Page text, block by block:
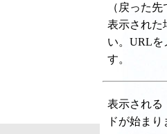
（戻った
表示された
い。URLを
す。
表示される
ドが始ま